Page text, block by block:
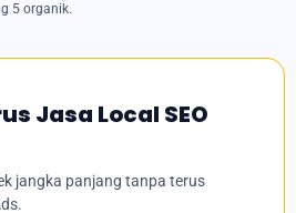
5 organik.
Jasa Local SEO
jangka panjang tanpa terus